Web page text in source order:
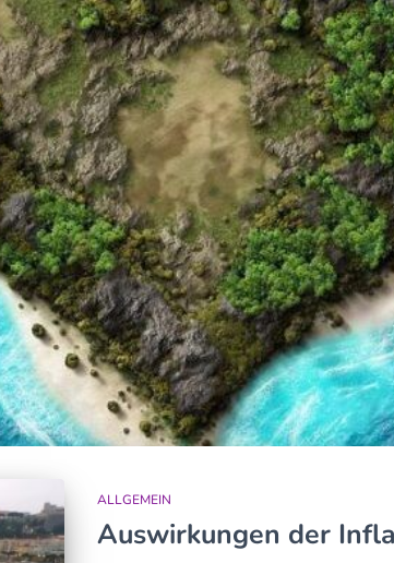
ALLGEMEIN
Auswirkungen der